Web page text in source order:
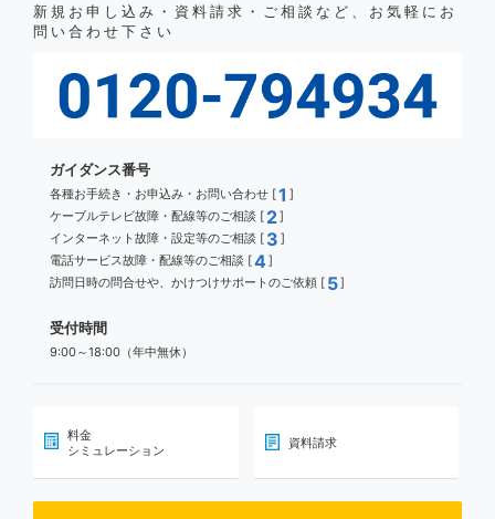
新規お申し込み・資料請求・ご相談など、お気軽にお
問い合わせ下さい
ガイダンス番号
各種お手続き・お申込み・お問い合わせ [1 ]
ケーブルテレビ故障・配線等のご相談 [ 2]
インターネット故障・設定等のご相談 [ 3 ]
電話サービス故障・配線等のご相談 [4]
訪問日時の問合せや、かけつけサポートのご依頼 [ 5]
受付時間
9:00～18:00（年中無休）
料金
シミュレーション
資料請求